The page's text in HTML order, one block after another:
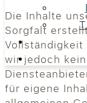
Die Inhalte
Sorgfalt
wir jedoch
für eigene